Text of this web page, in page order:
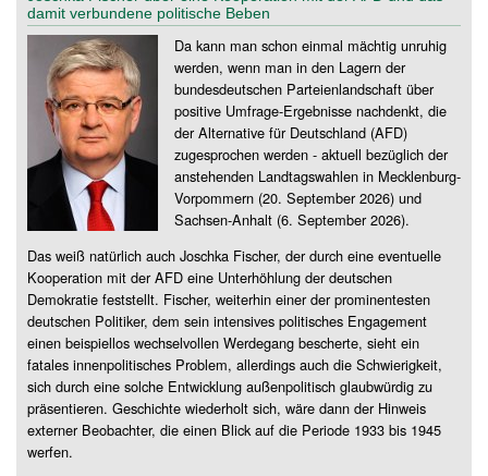
damit verbundene politische Beben
Da kann man schon einmal mächtig unruhig
werden, wenn man in den Lagern der
bundesdeutschen Parteienlandschaft über
positive Umfrage-Ergebnisse nachdenkt, die
der Alternative für Deutschland (AFD)
zugesprochen werden - aktuell bezüglich der
anstehenden Landtagswahlen in Mecklenburg-
Vorpommern (20. September 2026) und
Sachsen-Anhalt (6. September 2026).
Das weiß natürlich auch Joschka Fischer, der durch eine eventuelle
Kooperation mit der AFD eine Unterhöhlung der deutschen
Demokratie feststellt. Fischer, weiterhin einer der prominentesten
deutschen Politiker, dem sein intensives politisches Engagement
einen beispiellos wechselvollen Werdegang bescherte, sieht ein
fatales innenpolitisches Problem, allerdings auch die Schwierigkeit,
sich durch eine solche Entwicklung außenpolitisch glaubwürdig zu
präsentieren. Geschichte wiederholt sich, wäre dann der Hinweis
externer Beobachter, die einen Blick auf die Periode 1933 bis 1945
werfen.